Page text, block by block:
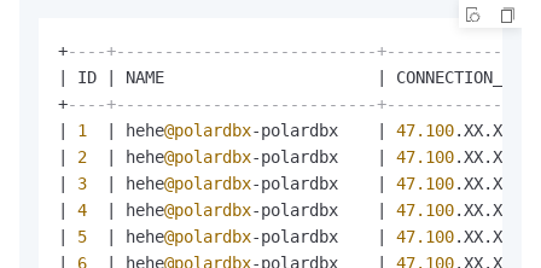
+----+---------------------------
ID NAME
+----+---------------------------
1 hehe@polardbx-polardbx 47.100.XX.XX:
2 hehe@polardbx-polardbx 47.100.XX.XX:
3 hehe@polardbx-polardbx 47.100.XX.XX:
4 hehe@polardbx-polardbx 47.100.XX.XX:
5 hehe@polardbx-polardbx 47.100.XX.XX:
6 hehe@polardbx-polardbx 47.100.XX.XX: